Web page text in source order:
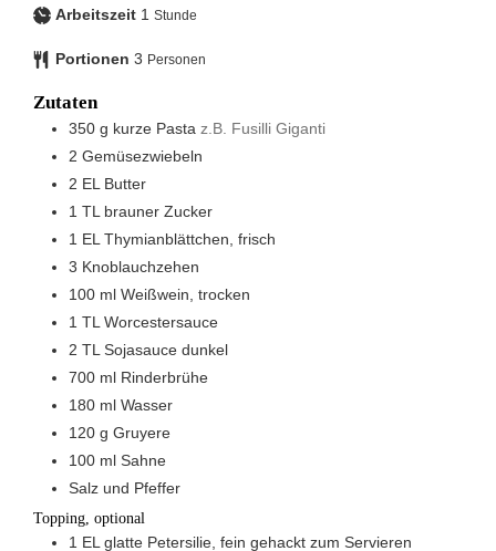
Arbeitszeit 1 Stunde
Portionen 3 Personen
Zutaten
350 g kurze Pasta z.B. Fusilli Giganti
2 Gemüsezwiebeln
2 EL Butter
1 TL brauner Zucker
1 EL Thymianblättchen, frisch
3 Knoblauchzehen
100 ml Weißwein, trocken
1 TL Worcestersauce
2 TL Sojasauce dunkel
700 ml Rinderbrühe
180 ml Wasser
120 g Gruyere
100 ml Sahne
Salz und Pfeffer
Topping, optional
1 EL glatte Petersilie, fein gehackt zum Servieren